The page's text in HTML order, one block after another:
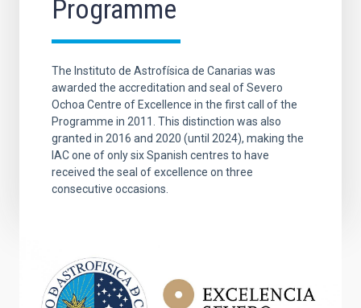
Programme
The Instituto de Astrofísica de Canarias was
awarded the accreditation and seal of Severo
Ochoa Centre of Excellence in the first call of the
Programme in 2011. This distinction was also
granted in 2016 and 2020 (until 2024), making the
IAC one of only six Spanish centres to have
received the seal of excellence on three
consecutive occasions.